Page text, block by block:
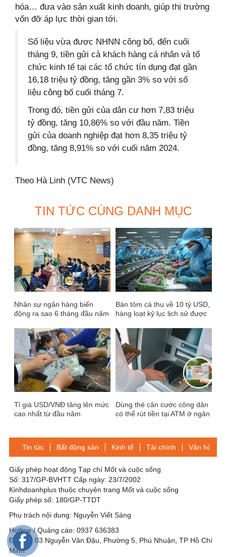
hóa… đưa vào sản xuất kinh doanh, giúp thị trường
vốn đỡ áp lực thời gian tới.
Số liệu vừa được NHNN công bố, đến cuối
tháng 9, tiền gửi cả khách hàng cá nhân và tổ
chức kinh tế tại các tổ chức tín dụng đạt gần
16,18 triệu tỷ đồng, tăng gần 3% so với số
liệu công bố cuối tháng 7.
Trong đó, tiền gửi của dân cư hơn 7,83 triệu
tỷ đồng, tăng 10,86% so với đầu năm. Tiền
gửi của doanh nghiệp đạt hơn 8,35 triệu tỷ
đồng, tăng 8,91% so với cuối năm 2024.
Theo Hà Linh (VTC News)
TIN TỨC CÙNG DANH MỤC
Nhân sự ngân hàng biến
động ra sao 6 tháng đầu năm
Bán tôm cá thu về 10 tỷ USD,
hàng loạt kỷ lục lịch sử được
Tỉ giá USD/VNĐ tăng lên mức
cao nhất từ đầu năm
Dùng thẻ căn cước công dân
có thể rút tiền tại ATM ở ngân
Tin tức Bất động sản Kinh tế Tài chính Văn hóa-
Giấy phép hoạt động Tạp chí Mốt và cuộc sống
Số: 317/GP-BVHTT Cấp ngày: 23/7/2002
Kinhdoanhplus thuộc chuyên trang Mốt và cuộc sống
Giấy phép số: 180/GP-TTDT
Phụ trách nội dung: Nguyễn Viết Sáng
Hotline / Quảng cáo: 0937 636383
Địa chỉ: 03 Nguyễn Văn Đậu, Phường 5, Phú Nhuận, TP Hồ Chí
Minh